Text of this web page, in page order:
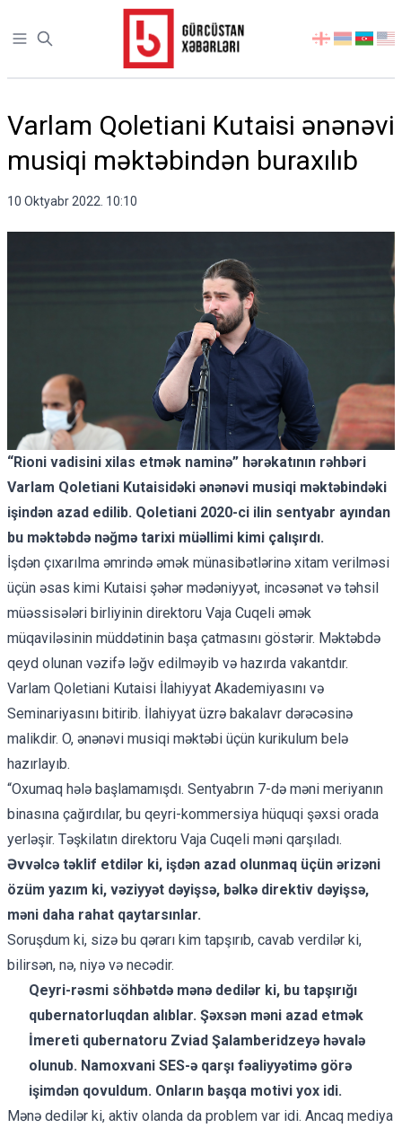
Open sidebar
აირჩიეთ
Varlam Qoletiani Kutaisi ənənəvi
musiqi məktəbindən buraxılıb
10 Oktyabr 2022. 10:10
“Rioni vadisini xilas etmək naminə” hərəkatının rəhbəri
Varlam Qoletiani Kutaisidəki ənənəvi musiqi məktəbindəki
işindən azad edilib. Qoletiani 2020-ci ilin sentyabr ayından
bu məktəbdə nəğmə tarixi müəllimi kimi çalışırdı.
İşdən çıxarılma əmrində əmək münasibətlərinə xitam verilməsi
üçün əsas kimi Kutaisi şəhər mədəniyyət, incəsənət və təhsil
müəssisələri birliyinin direktoru Vaja Cuqeli əmək
müqaviləsinin müddətinin başa çatmasını göstərir. Məktəbdə
qeyd olunan vəzifə ləğv edilməyib və hazırda vakantdır.
Varlam Qoletiani Kutaisi İlahiyyat Akademiyasını və
Seminariyasını bitirib. İlahiyyat üzrə bakalavr dərəcəsinə
malikdir. O, ənənəvi musiqi məktəbi üçün kurikulum belə
hazırlayıb.
“Oxumaq hələ başlamamışdı. Sentyabrın 7-də məni meriyanın
binasına çağırdılar, bu qeyri-kommersiya hüquqi şəxsi orada
yerləşir. Təşkilatın direktoru Vaja Cuqeli məni qarşıladı.
Əvvəlcə təklif etdilər ki, işdən azad olunmaq üçün ərizəni
özüm yazım ki, vəziyyət dəyişsə, bəlkə direktiv dəyişsə,
məni daha rahat qaytarsınlar.
Soruşdum ki, sizə bu qərarı kim tapşırıb, cavab verdilər ki,
bilirsən, nə, niyə və necədir.
Qeyri-rəsmi söhbətdə mənə dedilər ki, bu tapşırığı
qubernatorluqdan alıblar. Şəxsən məni azad etmək
İmereti qubernatoru Zviad Şalamberidzeyə həvalə
olunub. Namoxvani SES-ə qarşı fəaliyyətimə görə
işimdən qovuldum. Onların başqa motivi yox idi.
Mənə dedilər ki, aktiv olanda da problem var idi. Ancaq mediya